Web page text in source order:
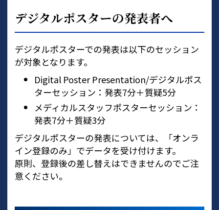
デジタルポスターの発表者へ
デジタルポスターでの発表は以下のセッション
が対象となります。
Digital Poster Presentation/デジタルポス
ターセッション：発表7分＋質疑5分
メディカルスタッフポスターセッション：
発表7分＋質疑3分
デジタルポスターの発表については、「オンラ
イン登録のみ」でデータを受け付けます。
原則、登録後の差し替えはできませんのでご注
意ください。